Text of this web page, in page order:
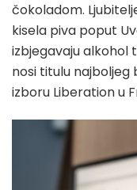
čokoladom.
kisela piva poput
izbjegavaju alkohol
nosi titulu najboljeg
izboru Liberation u